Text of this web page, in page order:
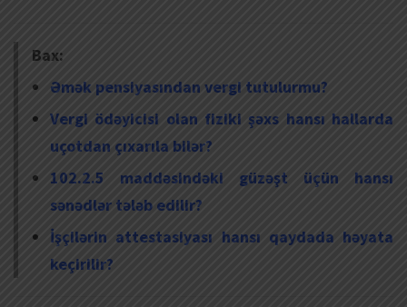
Bax:
Əmək pensiyasından vergi tutulurmu?
Vergi ödəyicisi olan fiziki şəxs hansı hallarda
uçotdan çıxarıla bilər?
102.2.5 maddəsindəki güzəşt üçün hansı
sənədlər tələb edilir?
İşçilərin attestasiyası hansı qaydada həyata
keçirilir?